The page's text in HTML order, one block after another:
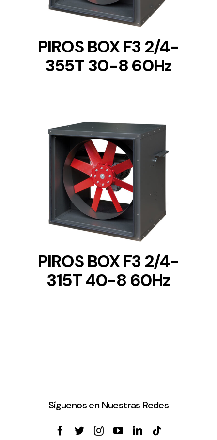
PIROS BOX F3 2/4-
355T 30-8 60Hz
DETAILS
PIROS BOX F3 2/4-
315T 40-8 60Hz
Síguenos en Nuestras Redes